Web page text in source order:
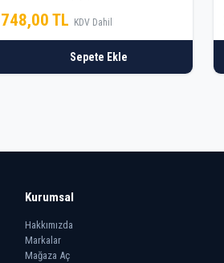
748,00 TL KDV Dahil
Sepete Ekle
Kurumsal
Hakkımızda
Markalar
Mağaza Aç